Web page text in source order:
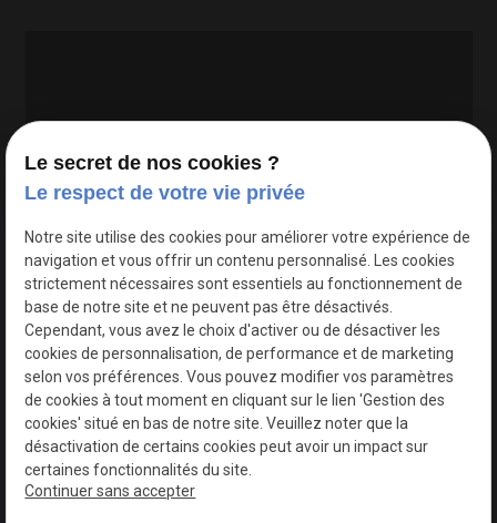
Google Maps Search API est désactivé.
Le secret de nos cookies ?
Le respect de votre vie privée
Notre site utilise des cookies pour améliorer votre expérience de
navigation et vous offrir un contenu personnalisé. Les cookies
strictement nécessaires sont essentiels au fonctionnement de
base de notre site et ne peuvent pas être désactivés.
Cependant, vous avez le choix d'activer ou de désactiver les
cookies de personnalisation, de performance et de marketing
selon vos préférences. Vous pouvez modifier vos paramètres
de cookies à tout moment en cliquant sur le lien 'Gestion des
cookies' situé en bas de notre site. Veuillez noter que la
désactivation de certains cookies peut avoir un impact sur
certaines fonctionnalités du site.
Continuer sans accepter